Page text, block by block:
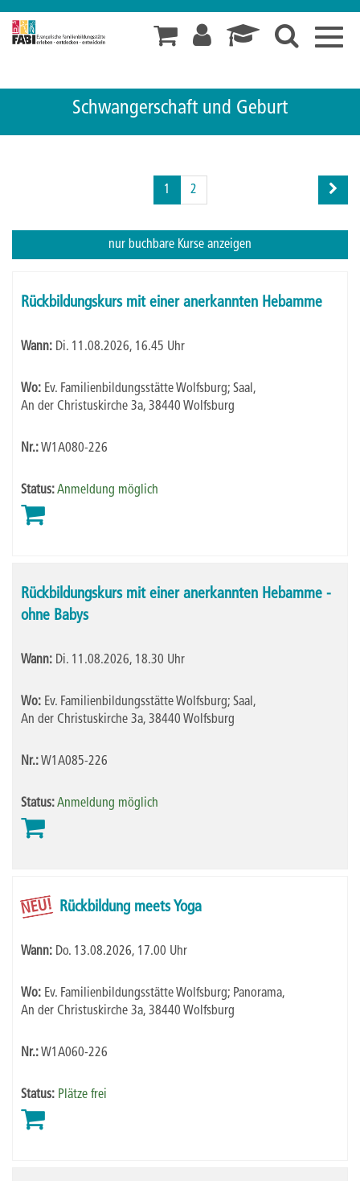
Schwangerschaft und Geburt
1 2
nur buchbare Kurse anzeigen
Tabellenüberschriften
werden.
Rückbildungskurs mit einer anerkannten Hebamme
Wann: Di. 11.08.2026, 16.45 Uhr
Wo: Ev. Familienbildungsstätte Wolfsburg; Saal,
An der Christuskirche 3a, 38440 Wolfsburg
Nr.:W1A080-226
Status:Anmeldung möglich
Rückbildungskurs mit einer anerkannten Hebamme -
ohne Babys
Wann: Di. 11.08.2026, 18.30 Uhr
Wo: Ev. Familienbildungsstätte Wolfsburg; Saal,
An der Christuskirche 3a, 38440 Wolfsburg
Nr.:W1A085-226
Status:Anmeldung möglich
NEU! Rückbildung meets Yoga
Wann: Do. 13.08.2026, 17.00 Uhr
Wo: Ev. Familienbildungsstätte Wolfsburg; Panorama,
An der Christuskirche 3a, 38440 Wolfsburg
Nr.:W1A060-226
Status: Plätze frei